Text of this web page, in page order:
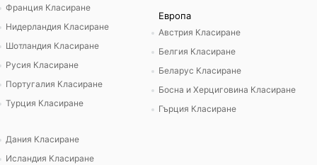
Франция Класиране
Нидерландия Класиране
Шотландия Класиране
Русия Класиране
Португалия Класиране
Турция Класиране
Европа
Австрия Класиране
Белгия Класиране
Беларус Класиране
Босна и Херциговина Класиране
Гърция Класиране
Дания Класиране
Исландия Класиране